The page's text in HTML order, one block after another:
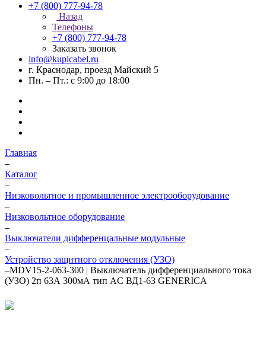
+7 (800) 777-94-78
Назад
Телефоны
+7 (800) 777-94-78
Заказать звонок
info@kupicabel.ru
г. Краснодар, проезд Майский 5
Пн. – Пт.: с 9:00 до 18:00
Главная
–
Каталог
–
Низковольтное и промышленное электрооборудование
–
Низковольтное оборудование
–
Выключатели дифференцальные модульные
–
Устройство защитного отключения (УЗО)
–MDV15-2-063-300 | Выключатель дифференциального тока
(УЗО) 2п 63А 300мА тип AC ВД1-63 GENERICA